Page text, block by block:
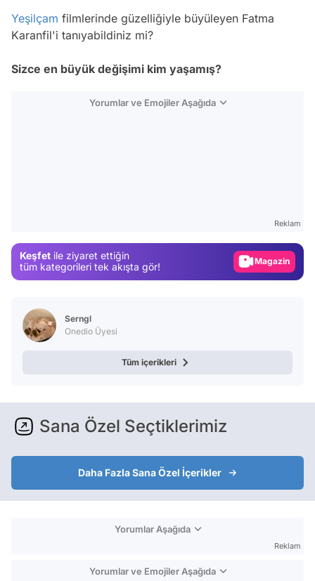
Yeşilçam filmlerinde güzelliğiyle büyüleyen Fatma
Karanfil'i tanıyabildiniz mi?
Sizce en büyük değişimi kim yaşamış?
Yorumlar ve Emojiler Aşağıda
Reklam
Keşfet ile ziyaret ettiğin
tüm kategorileri tek akışta gör!
Video
Serngl
Onedio Üyesi
Tüm içerikleri
Sana Özel Seçtiklerimiz
Daha Fazla Sana Özel İçerikler
Yorumlar Aşağıda
Reklam
Yorumlar ve Emojiler Aşağıda